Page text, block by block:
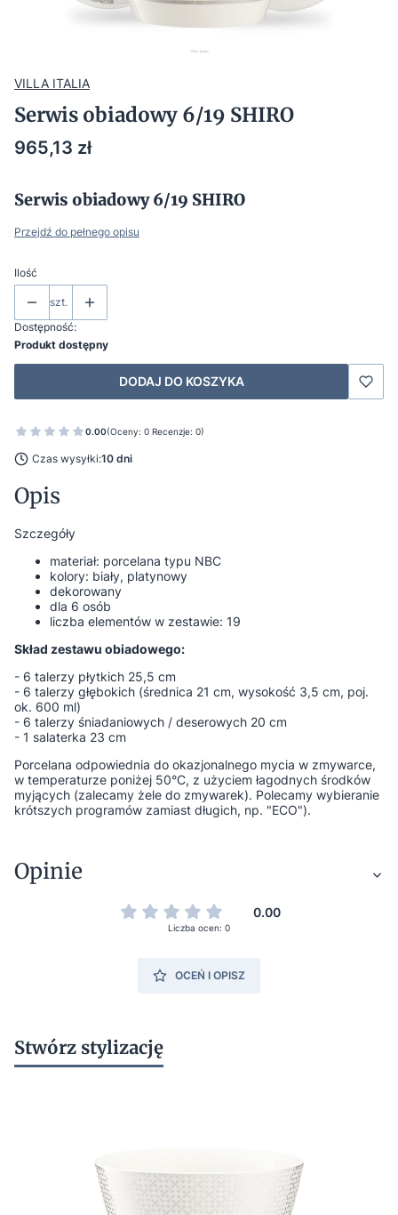
VILLA ITALIA
Serwis obiadowy 6/19 SHIRO
Cena
965,13 zł
Serwis obiadowy 6/19 SHIRO
Przejdź do pełnego opisu
Ilość
szt.
Dostępność:
Produkt dostępny
DODAJ DO KOSZYKA
0.00(Oceny: 0 Recenzje: 0)
Czas wysyłki:10 dni
Opis
Szczegóły
materiał: porcelana typu NBC
kolory: biały, platynowy
dekorowany
dla 6 osób
liczba elementów w zestawie: 19
Skład zestawu obiadowego:
- 6 talerzy płytkich 25,5 cm
- 6 talerzy głębokich (średnica 21 cm, wysokość 3,5 cm, poj.
ok. 600 ml)
- 6 talerzy śniadaniowych / deserowych 20 cm
- 1 salaterka 23 cm
Porcelana odpowiednia do okazjonalnego mycia w zmywarce,
w temperaturze poniżej 50°C, z użyciem łagodnych środków
myjących (zalecamy żele do zmywarek). Polecamy wybieranie
krótszych programów zamiast długich, np. "ECO").
Opinie
0.00
Liczba ocen: 0
OCEŃ I OPISZ
Stwórz stylizację